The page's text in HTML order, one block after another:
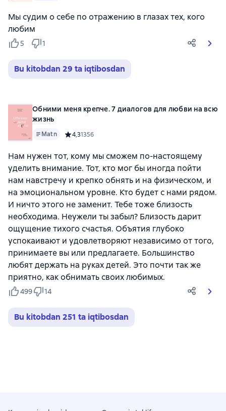
Мы судим о себе по отражению в глазах тех, кого
любим
5 1
Bu kitobdan 29 ta iqtibosdan
Обними меня крепче. 7 диалогов для любви на всю
жизнь
Matn Средний рейтинг 4,3 на основе 1356 оценок
4,31356
Нам нужен тот, кому мы сможем по-настоящему
уделить внимание. Тот, кто мог бы иногда пойти
нам навстречу и крепко обнять и на физическом, и
на эмоциональном уровне. Кто будет с нами рядом.
И ничто этого не заменит. Тебе тоже близость
необходима. Неужели ты забыл? Близость дарит
ощущение тихого счастья. Объятия глубоко
успокаивают и удовлетворяют независимо от того,
принимаете вы или предлагаете. Большинство
любят держать на руках детей. Это почти так же
приятно, как обнимать своих любимых.
499 14
Bu kitobdan 251 ta iqtibosdan